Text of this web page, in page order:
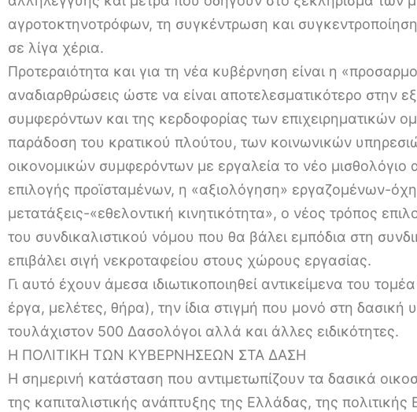
αγροτοκτηνοτρόφων, τη συγκέντρωση και
σε λίγα χέρια.
Προτεραιότητα και για τη νέα κυβέρνηση είναι η
αναδιαρθρώσεις ώστε να είναι αποτελεσματικότερο στην
συμφερόντων και της κερδοφορίας των επιχειρηματικών
παράδοση του κρατικού πλούτου, των κοινωνικών
οικονομικών συμφερόντων με εργαλεία το νέο μισθολόγιο
επιλογής προϊσταμένων, η «αξιολόγηση» εργαζομένων-
μετατάξεις-«εθελοντική κινητικότητα», ο νέος τρόπος
του συνδικαλιστικού νόμου που θα βάλει εμπόδια στη
επιβάλει σιγή νεκροταφείου στους χώρους εργασίας.
Γι αυτό έχουν άμεσα ιδιωτικοποιηθεί αντικείμενα του
έργα, μελέτες, θήρα), την ίδια στιγμή που μονό στη δασική
τουλάχιστον 500 Δασολόγοι αλλά και άλλες ειδικότητες.
Η ΠΟΛΙΤΙΚΗ ΤΩΝ ΚΥΒΕΡΝΗΣΕΩΝ ΣΤΑ ΔΑΣΗ
Η σημερινή κατάσταση που αντιμετωπίζουν τα δασικά
της καπιταλιστικής ανάπτυξης της Ελλάδας, της